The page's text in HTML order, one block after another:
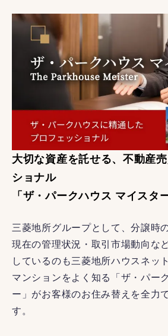
大切な資産を託せる、不動産
ショナル
「ザ・パークハウス マイスター
三菱地所グループとして、分譲時
現在の管理状況・取引市場動向な
しているのも三菱地所ハウスネッ
マンションをよく知る「ザ・パー
ー」がお客様のお住み替えを全力
す。